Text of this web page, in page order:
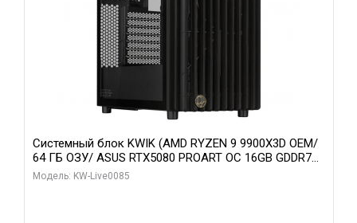
Системный блок KWIK (AMD RYZEN 9 9900X3D OEM/
64 ГБ ОЗУ/ ASUS RTX5080 PROART OC 16GB GDDR7
256bit Type-C DP 2/ 960 ГБ SSD)
Модель: KW-Live0085